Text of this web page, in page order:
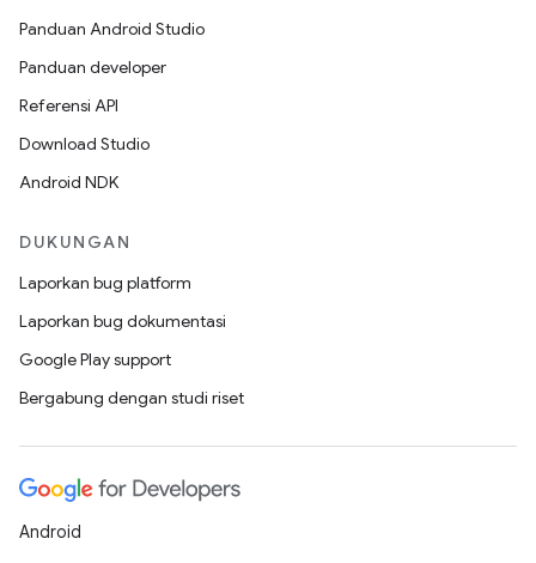
Panduan Android Studio
Panduan developer
Referensi API
Download Studio
Android NDK
DUKUNGAN
Laporkan bug platform
Laporkan bug dokumentasi
Google Play support
Bergabung dengan studi riset
Android